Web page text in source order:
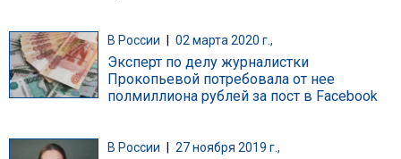
В России 02 марта 2020 г.,
Эксперт по делу журналистки
Прокопьевой потребовала от нее
полмиллиона рублей за пост в Facebook
В России | 27 ноября 2019 г.,